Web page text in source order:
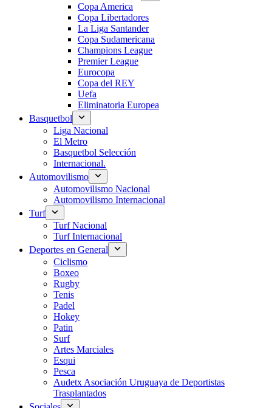
Copa America
Copa Libertadores
La Liga Santander
Copa Sudamericana
Champions League
Premier League
Eurocopa
Copa del REY
Uefa
Eliminatoria Europea
Basquetbol
Liga Nacional
El Metro
Basquetbol Selección
Internacional.
Automovilismo
Automovilismo Nacional
Automovilismo Internacional
Turf
Turf Nacional
Turf Internacional
Deportes en General
Ciclismo
Boxeo
Rugby
Tenis
Padel
Hokey
Patin
Surf
Artes Marciales
Esqui
Pesca
Audetx Asociación Uruguaya de Deportistas
Trasplantados